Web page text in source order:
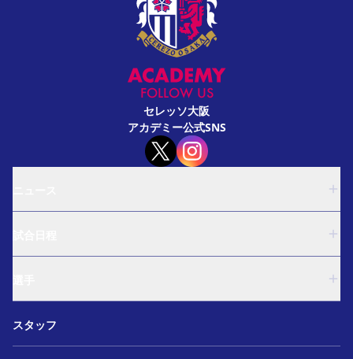
FOLLOW US
セレッソ大阪
アカデミー公式SNS
ガールズU-15
和歌山U-15
U-18
スタッフ